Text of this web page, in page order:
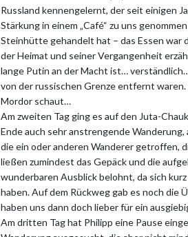
Russland kennengelernt, der seit einigen
Stärkung in einem „Café“ zu uns
Steinhütte gehandelt hat – das Essen war
der Heimat und seiner Vergangenheit
lange Putin an der Macht ist…
von der russischen Grenze entfernt
Mordor schaut…
Am zweiten Tag ging es auf den Juta-
Ende auch sehr anstrengende
die ein oder anderen Wanderer getroffen,
ließen zumindest das Gepäck und die
wunderbaren Ausblick belohnt, da sich
haben. Auf dem Rückweg gab es noch die
haben uns dann doch lieber für ein
Am dritten Tag hat Philipp eine Pause